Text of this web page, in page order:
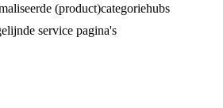
(product)categoriehubs
service pagina's